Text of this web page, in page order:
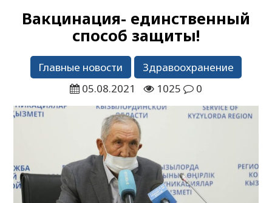
Вакцинация- единственный
способ защиты!
Главные новости
Здравоохранение
05.08.2021
1025 0